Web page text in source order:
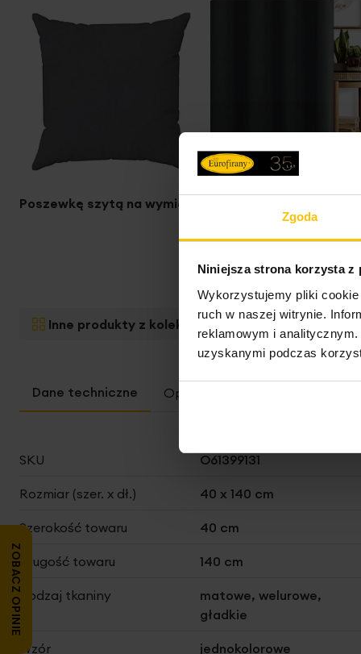
Zgoda
Niniejsza strona korzysta z
Wykorzystujemy pliki
ruch w naszej witrynie.
reklamowym i
uzyskanymi podczas
Poszewkę szytą na wymiar
Inne produkty z kolekcji:Royal Collection
Opis
SKU O61399131
Rozmiar (szer. x dł.) 40 x 140 cm
Szerokość towaru 40 cm
Długość towaru 140 cm
Rodzaj tkaniny
matowe, welurowe,
gładkie
Wzór jednokolorowe
ZOBACZ OPINIE